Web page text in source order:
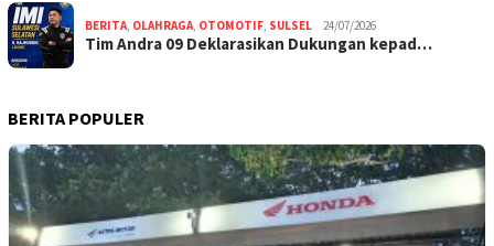
BERITA, OLAHRAGA, OTOMOTIF, SULSEL 24/07/2026
Tim Andra 09 Deklarasikan Dukungan kepad…
BERITA POPULER